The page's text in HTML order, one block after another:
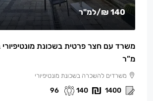
140 ₪ /למ"ר
מ”ר
משרדים להשכרה בשכונת מונטיפיורי
1400
140
96